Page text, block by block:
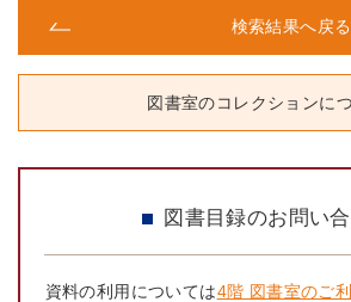
検索結果へ戻る
図書室のコレクションに
図書目録のお問い
資料の利用については4階 図書室のご